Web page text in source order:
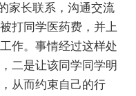
家长联系，沟通交流
打同学医药费，并上
作。事情经过这样处
二是让该同学同学明
从而约束自己的行